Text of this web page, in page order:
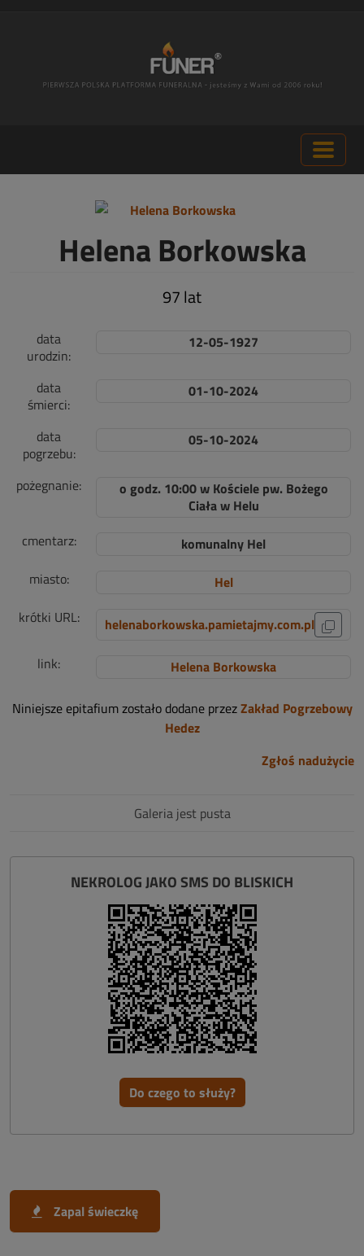
Helena Borkowska
97 lat
data
urodzin:
12-05-1927
data
śmierci:
01-10-2024
data
pogrzebu:
05-10-2024
pożegnanie:
o godz. 10:00 w Kościele pw. Bożego
Ciała w Helu
cmentarz:
komunalny Hel
miasto:
Hel
krótki URL:
helenaborkowska.pamietajmy.com.pl
link:
Helena Borkowska
Niniejsze epitafium zostało dodane przezZakład Pogrzebowy
Hedez
Zgłoś nadużycie
Galeria jest pusta
NEKROLOG JAKO SMS DO BLISKICH
Do czego to służy?
Zapal świeczkę